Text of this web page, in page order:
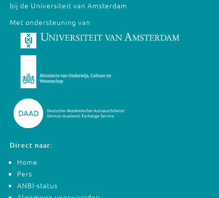
bij de Universiteit van Amsterdam
Met ondersteuning van
Direct naar:
Home
Pers
ANBI-status